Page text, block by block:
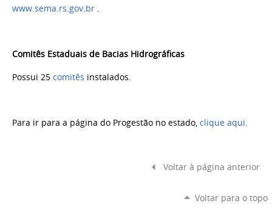
www.sema.rs.gov.br
Comitês Estaduais de Bacias Hidrográficas
Possui 25 comitês instalados.
Para ir para a página do Progestão no estado, clique aqui.
Voltar à página anterior
Voltar para o topo